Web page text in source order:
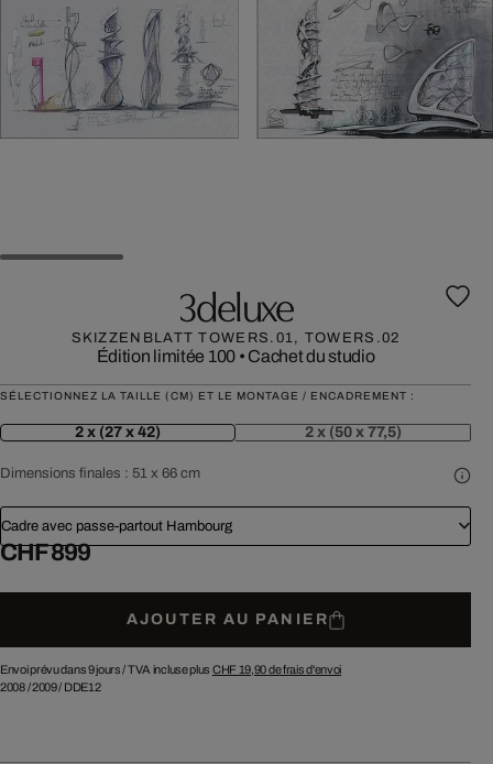
3deluxe
SKIZZENBLATT TOWERS.01, TOWERS.02
Édition limitée 100 • Cachet du studio
SÉLECTIONNEZ LA TAILLE (CM) ET LE MONTAGE / ENCADREMENT :
2 x (27 x 42) 2 x (50 x 77,5)
Dimensions finales : 51 x 66 cm
Cadre avec passe-partout Hambourg
CHF 899
AJOUTER AU PANIER
Envoi prévu dans 9 jours /TVA incluse plus CHF 19,90de frais d'envoi
2008/2009/ DDE12